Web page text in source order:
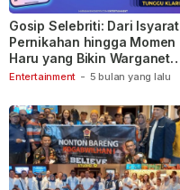
Entertainment - 5 bulan yang lalu
Gosip Selebriti: Dari Isyarat
Pernikahan hingga Momen
Haru yang Bikin Warganet
Berspekulasi